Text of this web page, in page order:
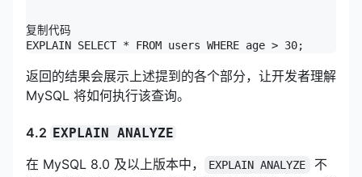
复制代码
EXPLAIN SELECT * FROM users WHERE age > 30;
返回的结果会展示上述提到的各个部分，让开发者理解
MySQL 将如何执行该查询。
4.2 EXPLAIN ANALYZE
在 MySQL 8.0 及以上版本中， EXPLAIN ANALYZE
不